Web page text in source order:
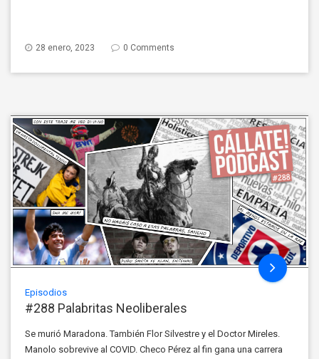
28 enero, 2023 0 Comments
Episodios
#288 Palabritas Neoliberales
Se murió Maradona. También Flor Silvestre y el Doctor Mireles.
Manolo sobrevive al COVID. Checo Pérez al fin gana una carrera